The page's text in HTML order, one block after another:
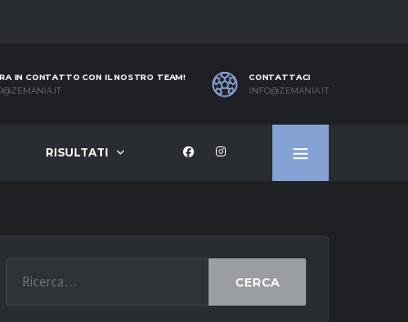
IN CONTATTO CON IL NOSTRO TEAM!
CONTATTACI
INFO@ZEMANIA.IT
RISULTATI
CERCA